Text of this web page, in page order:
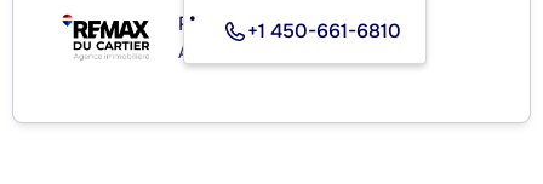
+1 450-661-6810
RE/MAX DU CARTIER INC.
Agence immobilière